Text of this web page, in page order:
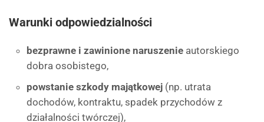
Warunki odpowiedzialności
bezprawne i zawinione naruszenie autorskiego
dobra osobistego,
powstanie szkody majątkowej (np. utrata
dochodów, kontraktu, spadek przychodów z
działalności twórczej),